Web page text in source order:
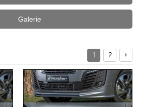
Galerie
1 2